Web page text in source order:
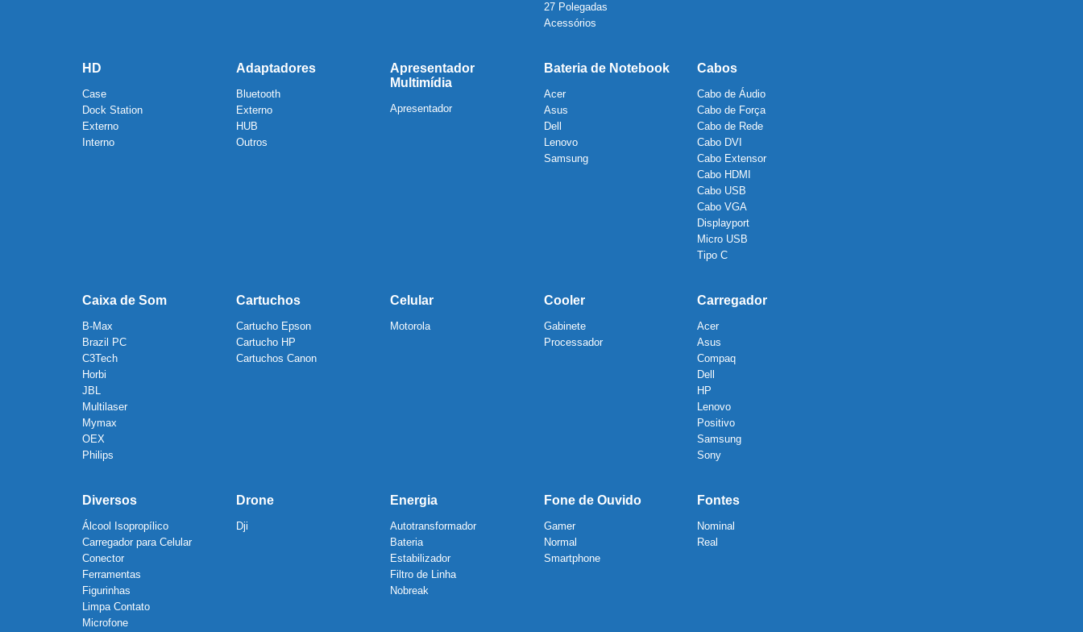
27 Polegadas
Acessórios
HD
Case
Dock Station
Externo
Interno
Adaptadores
Bluetooth
Externo
HUB
Outros
Apresentador
Multimídia
Apresentador
Bateria de Notebook
Acer
Asus
Dell
Lenovo
Samsung
Cabos
Cabo de Áudio
Cabo de Força
Cabo de Rede
Cabo DVI
Cabo Extensor
Cabo HDMI
Cabo USB
Cabo VGA
Displayport
Micro USB
Tipo C
Caixa de Som
B-Max
Brazil PC
C3Tech
Horbi
JBL
Multilaser
Mymax
OEX
Philips
Cartuchos
Cartucho Epson
Cartucho HP
Cartuchos Canon
Celular
Motorola
Cooler
Gabinete
Processador
Carregador
Acer
Asus
Compaq
Dell
HP
Lenovo
Positivo
Samsung
Sony
Diversos
Álcool Isopropílico
Carregador para Celular
Conector
Ferramentas
Figurinhas
Limpa Contato
Microfone
Drone
Dji
Energia
Autotransformador
Bateria
Estabilizador
Filtro de Linha
Nobreak
Fone de Ouvido
Gamer
Normal
Smartphone
Fontes
Nominal
Real